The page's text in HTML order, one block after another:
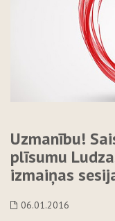
Uzmanību!
plīsumu
izmaiņas
06.01.2016